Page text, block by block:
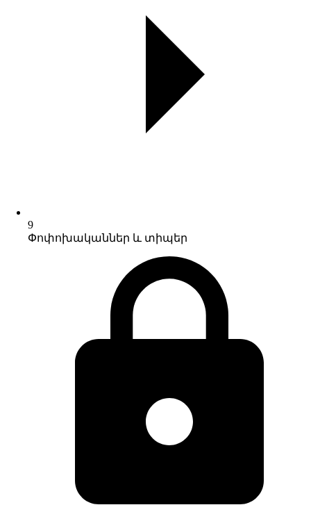
9
Փոփոխականներ և տիպեր